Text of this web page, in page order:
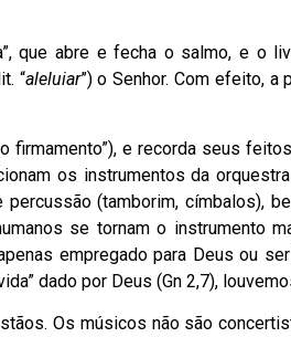
que abre e fecha o salmo, e o
“aleluiar”) o Senhor. Com efeito, a
firmamento”), e recorda seus
os instrumentos da
(tamborim, címbalos),
se tornam o instrumento
empregado para Deus ou
dado por Deus (Gn 2,7),
Os músicos não são